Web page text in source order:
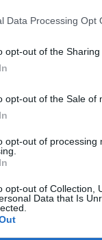
Data Processing Opt
opt-out of the
opt-out of the Sale of
opt-out of processing
opt-out of Collection,
Data that Is
(4ος όροφος), με